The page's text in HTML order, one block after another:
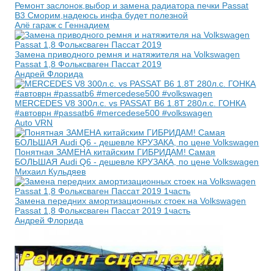
Ремонт заслонок,выбор и замена радиатора печки Passat
B3 Сморим,надеюсь инфа будет полезной
Алё гараж с Геннадием
Замена приводного ремня и натяжителя на Volkswagen
Passat 1,8 Фольксваген Пассат 2019
Андрей Флорида
MERCEDES V8 300л.с. vs PASSAT B6 1.8T 280л.с. ГОНКА
#автоврн #passatb6 #mercedese500 #volkswagen
Auto VRN
Понятная ЗАМЕНА китайским ГИБРИДАМ! Самая
БОЛЬШАЯ Audi Q6 - дешевле КРУЗАКА, по цене Volkswagen
Михаил Кульдяев
Замена передних амортизационных стоек на Volkswagen
Passat 1,8 Фольксваген Пассат 2019 1часть
Андрей Флорида